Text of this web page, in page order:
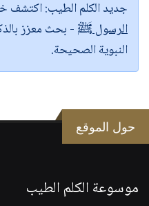
جديد الكلم الطيب:اكتشف
الرسول ﷺ - بحث معزز
النبوية الصحيحة.
حول الموقع
موسوعة الكلم الطيب